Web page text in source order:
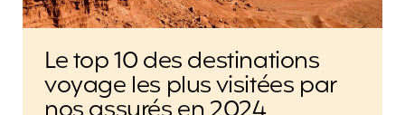
Le top 10 des destinations
voyage les plus visitées par